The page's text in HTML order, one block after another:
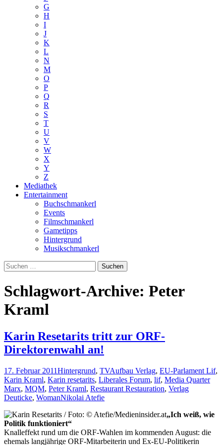
G
H
I
J
K
L
N
M
O
P
Q
R
S
T
U
V
W
X
Y
Z
Mediathek
Entertainment
Buchschmankerl
Events
Filmschmankerl
Gametipps
Hintergrund
Musikschmankerl
Suchen
nach:
Schlagwort-Archive: Peter
Kraml
Karin Resetarits tritt zur ORF-
Direktorenwahl an!
17. Februar 2011Hintergrund, TVAufbau Verlag, EU-Parlament Lif,
Karin Kraml, Karin resetarits, Liberales Forum, lif, Media Quarter
Marx, MQM, Peter Kraml, Restaurant Restauration, Verlag
Deuticke, WomanNikolai Atefie
„Ich weiß, wie
Politik funktioniert“
Knalleffekt rund um die ORF-Wahlen im kommenden August: die
ehemals langjährige ORF-Mitarbeiterin und Ex-EU-Politikerin